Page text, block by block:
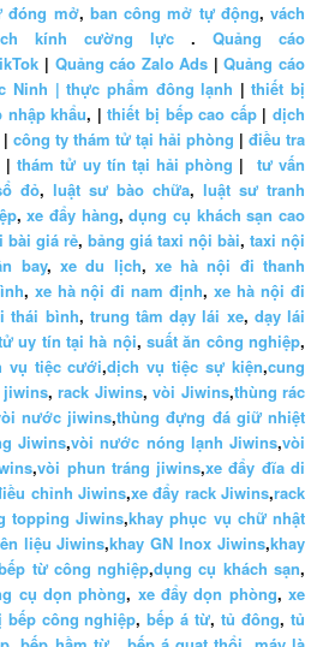
đóng mở, ban công mở tự động, vách
kính cường lực . Quảng cáo
| Quảng cáo Zalo Ads |Quảng cáo
Ninh | thực phẩm đông lạnh |thiết bị
nhập khẩu, |thiết bị bếp cao cấp|dịch
| công ty thám tử tại hải phòng | điều tra
|thám tử uy tín tại hải phòng | tư vấn
đỏ, luật sư bào chữa, luật sư tranh
,xe đẩy hàng,dụng cụ khách sạn cao
bài giá rẻ, bảng giá taxi nội bài, taxi nội
bay,xe du lịch, xe hà nội đi thanh
, xe hà nội đi nam định,xe hà nội đi
thái bình, trung tâm dạy lái xe, dạy lái
uy tín tại hà nội,suất ăn công nghiệp,
vụ tiệc cưới,dịch vụ tiệc sự kiện,cung
jiwins, rack Jiwins, vòi Jiwins,thùng rác
nước jiwins,thùng đựng đá giữ nhiệt
Jiwins,vòi nước nóng lạnh Jiwins,vòi
,vòi phun tráng jiwins,xe đẩy đĩa di
chỉnh Jiwins,xe đẩy rack Jiwins,rack
topping Jiwins,khay phục vụ chữ nhật
liệu Jiwins,khay GN Inox Jiwins,khay
từ công nghiệp,dụng cụ khách sạn,
cụ dọn phòng, xe đẩy dọn phòng,xe
bếp công nghiệp,bếp á từ,tủ đông,tủ